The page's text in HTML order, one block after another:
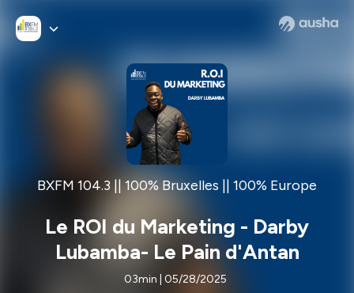
BXFM 104.3 || 100% Bruxelles || 100% Europe
Le ROI du Marketing - Darby
Lubamba- Le Pain d'Antan
03min | 05/28/2025